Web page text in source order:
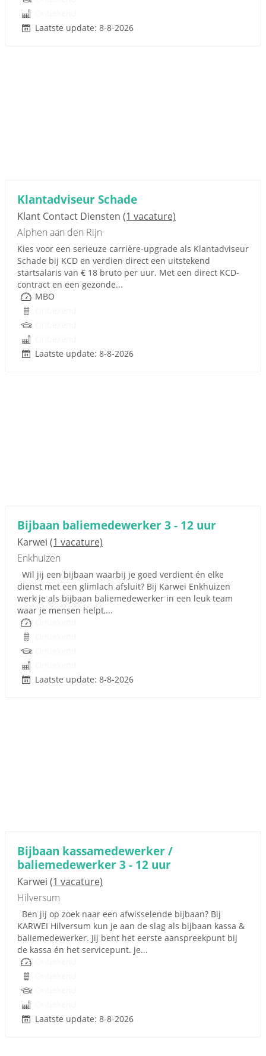
Laatste update: 8-8-2026
Klantadviseur Schade
Klant Contact Diensten (1 vacature)
Alphen aan den Rijn
Kies voor een serieuze carrière-upgrade als Klantadviseur
Schade bij KCD en verdien direct een uitstekend
startsalaris van € 18 bruto per uur. Met een direct KCD-
contract en een gezonde...
MBO
Laatste update: 8-8-2026
Bijbaan baliemedewerker 3 - 12 uur
Karwei (1 vacature)
Enkhuizen
Wil jij een bijbaan waarbij je goed verdient én elke
dienst met een glimlach afsluit? Bij Karwei Enkhuizen
werk je als bijbaan baliemedewerker in een leuk team
waar je mensen helpt,...
Laatste update: 8-8-2026
Bijbaan kassamedewerker /
baliemedewerker 3 - 12 uur
Karwei (1 vacature)
Hilversum
Ben jij op zoek naar een afwisselende bijbaan? Bij
KARWEI Hilversum kun je aan de slag als bijbaan kassa &
baliemedewerker. Jij bent het eerste aanspreekpunt bij
de kassa én het servicepunt. Je...
Laatste update: 8-8-2026